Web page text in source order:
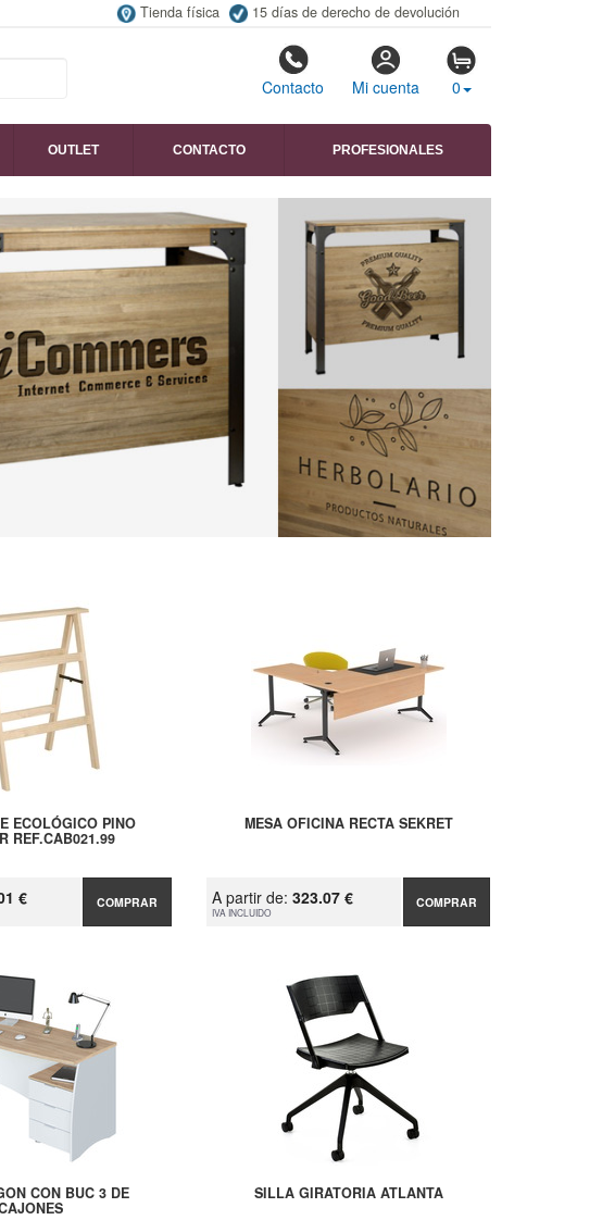
Tienda física 15 días de derecho de devolución
Contacto Mi cuenta 0
OUTLET CONTACTO PROFESIONALES
ECOLÓGICO PINO
REF.CAB021.99
€ COMPRAR
MESA OFICINA RECTA SEKRET
A partir de:323.07 €
IVA INCLUIDO
COMPRAR
CON BUC 3 DE SILLA GIRATORIA ATLANTA